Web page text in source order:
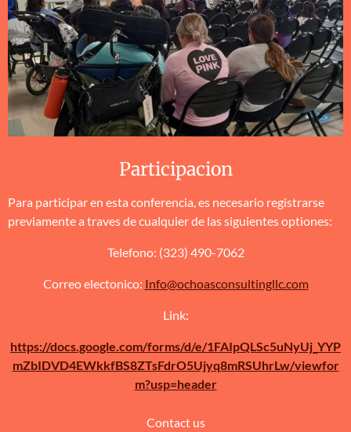
Participacion
Para participar en esta conferencia, es necesario registrarse
previamente a traves de cualquier de las siguientes optiones:
Telefono: (323) 490-7062
Correo electonico: Info@ochoasconsultingllc.com
Link:
https://docs.google.com/forms/d/e/1FAIpQLSc5uNyUj_YYP
mZbIDVD4EWkkfBS8ZTsFdrO5Ujyq8mRSUhrLw/viewfor
m?usp=header
Contact us